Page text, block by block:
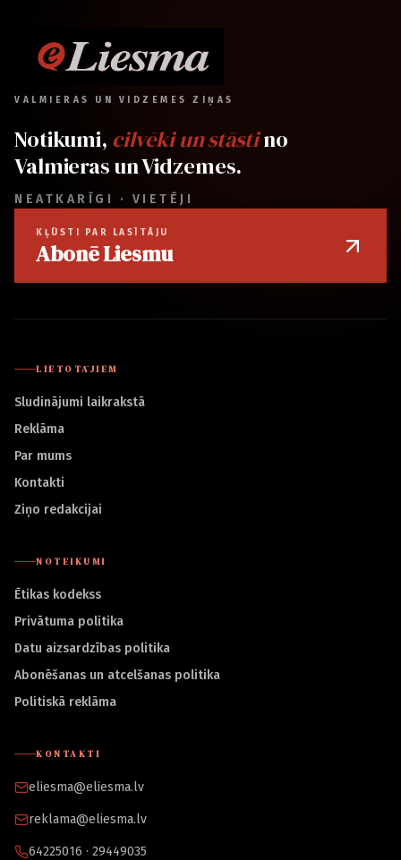
VALMIERAS UN VIDZEMES ZIŅAS
Notikumi, cilvēki un stāstino
Valmieras un Vidzemes.
NEATKARĪGI · VIETĒJI
KĻŪSTI PAR LASĪTĀJU
Abonē Liesmu
LIETOTĀJIEM
Sludinājumi laikrakstā
Reklāma
Par mums
Kontakti
Ziņo redakcijai
NOTEIKUMI
Ētikas kodekss
Privātuma politika
Datu aizsardzības politika
Abonēšanas un atcelšanas politika
Politiskā reklāma
KONTAKTI
eliesma@eliesma.lv
reklama@eliesma.lv
64225016 · 29449035